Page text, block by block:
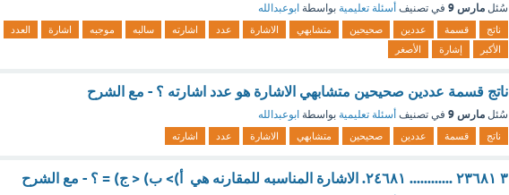
سُئل مارس 9 في تصنيف أسئلة تعليمية بواسطة ابوعبدالله
ناتج قسمة عددين صحيحين متشابهي الاشارة عدد اشارته سالبه موجبه اشارة
العدد
الأكبر
إشارة الأصغر
ناتج قسمة عددين صحيحين متشابهي الاشارة هو عدد اشارته ؟ - مع الشرح
سُئل مارس 9 في تصنيف أسئلة تعليمية بواسطة ابوعبدالله
ناتج قسمة عددين صحيحين متشابهي الاشارة عدد اشارته
٣ ٢٣٦٨١ ............ ٢٤٦٨١. الاشارة المناسبه للمقارنه هي أ)> ب) < ج) = ؟ - مع الشرح